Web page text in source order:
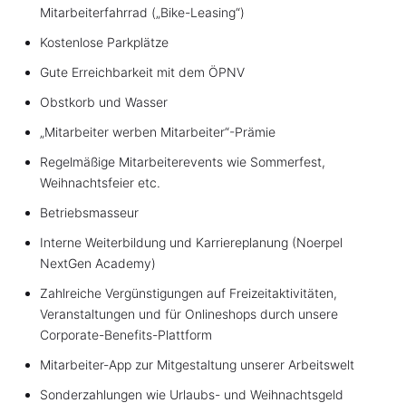
Mitarbeiterfahrrad („Bike-Leasing“)
Kostenlose Parkplätze
Gute Erreichbarkeit mit dem ÖPNV
Obstkorb und Wasser
„Mitarbeiter werben Mitarbeiter“-Prämie
Regelmäßige Mitarbeiterevents wie Sommerfest,
Weihnachtsfeier etc.
Betriebsmasseur
Interne Weiterbildung und Karriereplanung (Noerpel
NextGen Academy)
Zahlreiche Vergünstigungen auf Freizeitaktivitäten,
Veranstaltungen und für Onlineshops durch unsere
Corporate-Benefits-Plattform
Mitarbeiter-App zur Mitgestaltung unserer Arbeitswelt
Sonderzahlungen wie Urlaubs- und Weihnachtsgeld